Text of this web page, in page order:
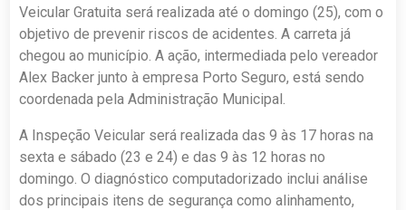
Veicular Gratuita será realizada até o domingo (25), com o
objetivo de prevenir riscos de acidentes. A carreta já
chegou ao município. A ação, intermediada pelo vereador
Alex Backer junto à empresa Porto Seguro, está sendo
coordenada pela Administração Municipal.
A Inspeção Veicular será realizada das 9 às 17 horas na
sexta e sábado (23 e 24) e das 9 às 12 horas no
domingo. O diagnóstico computadorizado inclui análise
dos principais itens de segurança como alinhamento,